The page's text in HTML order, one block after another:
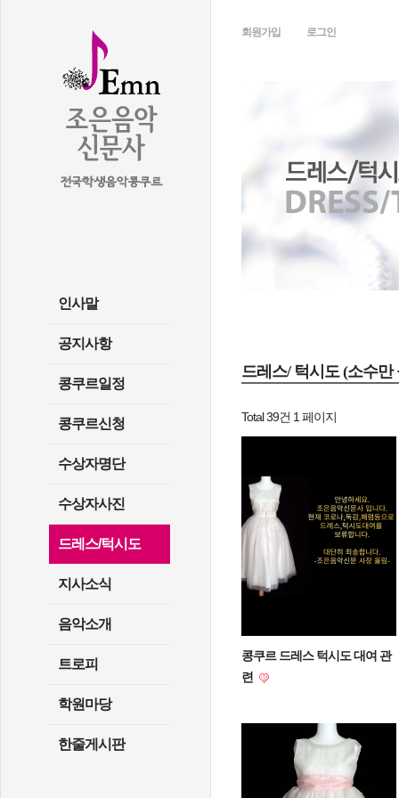
인사말
공지사항
콩쿠르일정
콩쿠르신청
수상자명단
수상자사진
드레스/턱시도
지사소식
음악소개
트로피
학원마당
한줄게시판
회원가입 로그인
드레스/ 턱시도 (소수
Total 39건 1 페이지
콩쿠르 드레스 턱시도 대여 관
련